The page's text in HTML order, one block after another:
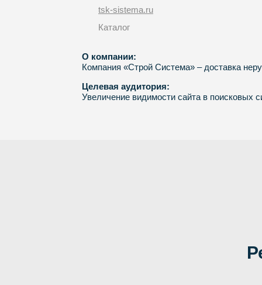
tsk-sistema.ru
Каталог
О компании:
Компания «Строй Система» – доставка
Целевая аудитория:
Увеличение видимости сайта в поисковых